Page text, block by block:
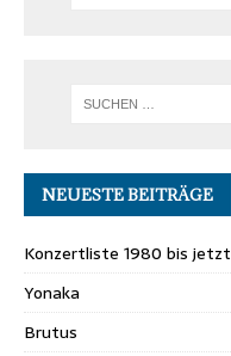
NEUESTE BEITRÄGE
Konzertliste 1980 bis jetzt
Yonaka
Brutus